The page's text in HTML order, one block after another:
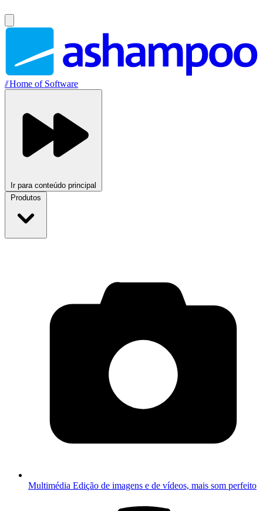
//Home of Software
Ir para conteúdo principal
Produtos
Multimédia Edição de imagens e de vídeos, mais som perfeito